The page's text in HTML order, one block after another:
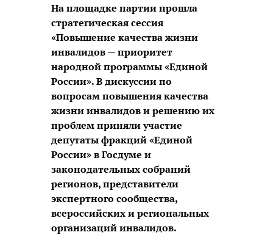
На площадке партии прошла
стратегическая сессия
«Повышение качества жизни
инвалидов — приоритет
народной программы «Единой
России». В дискуссии по
вопросам повышения качества
жизни инвалидов и решению их
проблем приняли участие
депутаты фракций «Единой
России» в Госдуме и
законодательных собраний
регионов, представители
экспертного сообщества,
всероссийских и региональных
организаций инвалидов.